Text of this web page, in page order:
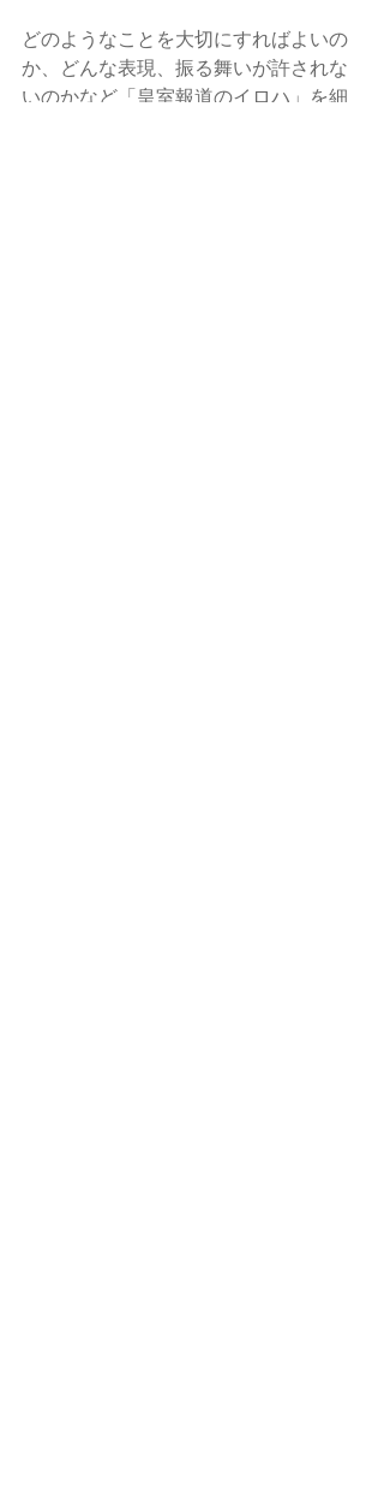
どのようなことを大切にすればよいの
か、どんな表現、振る舞いが許されな
いのかなど「皇室報道のイロハ」を細